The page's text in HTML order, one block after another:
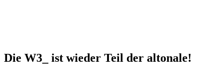
Die W3_ ist wieder Teil der altonale!